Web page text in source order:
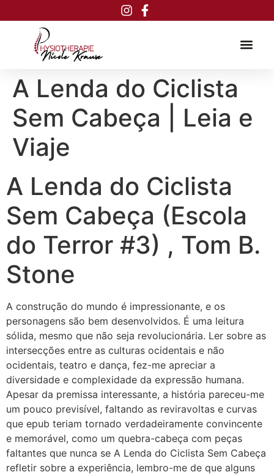
A Lenda do Ciclista
Sem Cabeça | Leia e
Viaje
A Lenda do Ciclista
Sem Cabeça (Escola
do Terror #3) , Tom B.
Stone
A construção do mundo é impressionante, e os
personagens são bem desenvolvidos. É uma leitura
sólida, mesmo que não seja revolucionária. Ler sobre as
intersecções entre as culturas ocidentais e não
ocidentais, teatro e dança, fez-me apreciar a
diversidade e complexidade da expressão humana.
Apesar da premissa interessante, a história pareceu-me
um pouco previsível, faltando as reviravoltas e curvas
que epub teriam tornado verdadeiramente convincente
e memorável, como um quebra-cabeça com peças
faltantes que nunca se A Lenda do Ciclista Sem Cabeça
refletir sobre a experiência, lembro-me de que alguns